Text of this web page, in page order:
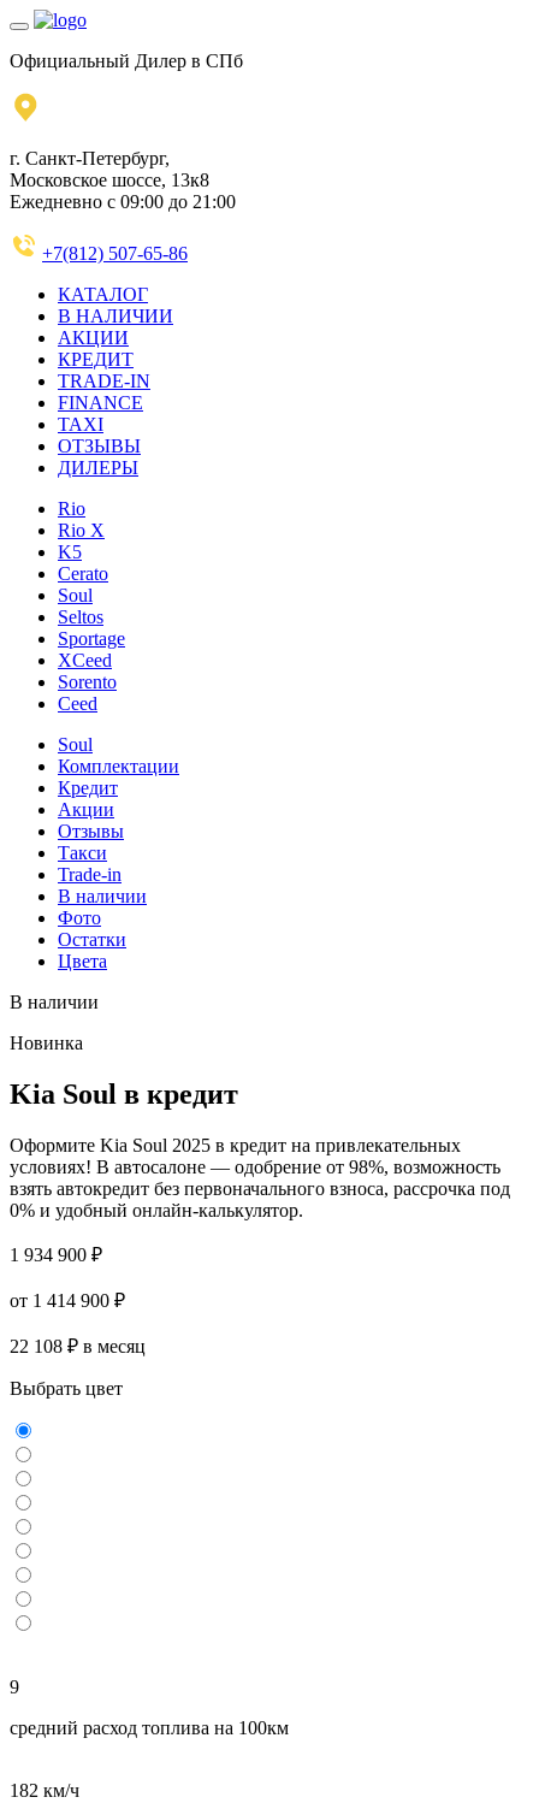
Официальный Дилер в СПб
г. Санкт-Петербург,
Московское шоссе, 13к8
Ежедневно с 09:00 до 21:00
+7(812) 507-65-86
КАТАЛОГ
В НАЛИЧИИ
АКЦИИ
КРЕДИТ
TRADE-IN
FINANCE
TAXI
ОТЗЫВЫ
ДИЛЕРЫ
Rio
Rio X
K5
Cerato
Soul
Seltos
Sportage
XCeed
Sorento
Ceed
Soul
Комплектации
Кредит
Акции
Отзывы
Такси
Trade-in
В наличии
Фото
Остатки
Цвета
В наличии
Новинка
Kia Soul в кредит
Оформите Kia Soul 2025 в кредит на привлекательных
условиях! В автосалоне — одобрение от 98%, возможность
взять автокредит без первоначального взноса, рассрочка под
0% и удобный онлайн-калькулятор.
1 934 900 ₽
от 1 414 900 ₽
22 108 ₽ в месяц
Выбрать цвет
9
средний расход топлива на 100км
182 км/ч